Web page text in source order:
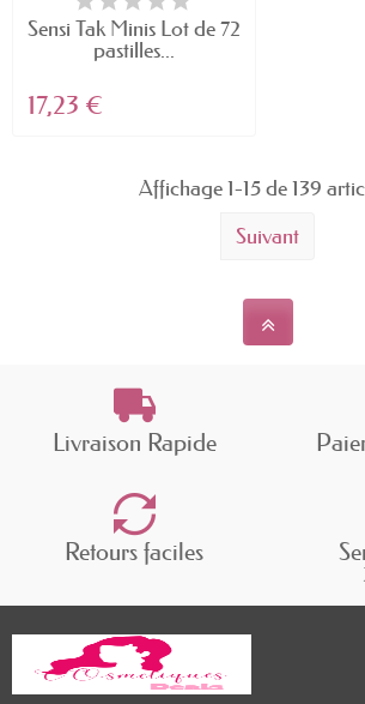
Sensi Tak Minis Lot de 72
pastilles...
17,23 €
Affichage 1-15 de 139
Suivant
Livraison Rapide
Retours faciles